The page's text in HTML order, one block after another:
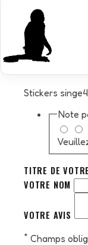
Stickers singe4
Note
TITRE DE
VOTRE NOM
VOTRE AVIS
* Champs